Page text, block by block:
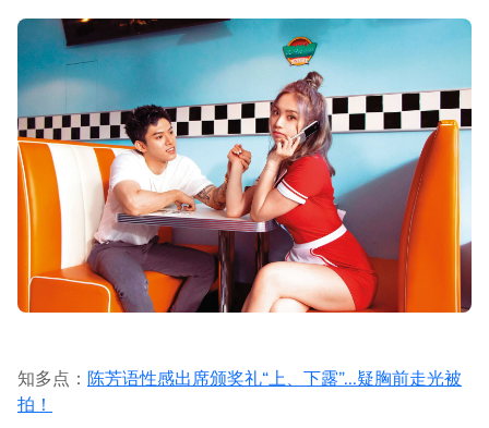
知多点： 陈芳语性感出席颁奖礼“上、下露”...疑胸前走光被
拍！